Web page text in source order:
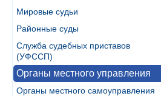
Мировые судьи
Районные суды
Служба судебных приставов
(УФССП)
Органы местного управления
Органы местного самоуправления